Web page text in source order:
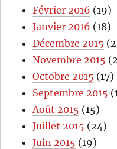
Février 2016 (19)
Janvier 2016 (18)
Décembre 2015
Novembre 2015
Octobre 2015 (17)
Septembre 2015
Août 2015 (15)
Juillet 2015 (24)
Juin 2015 (19)